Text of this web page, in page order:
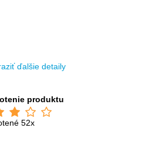
ďalšie detaily
produktu
52x